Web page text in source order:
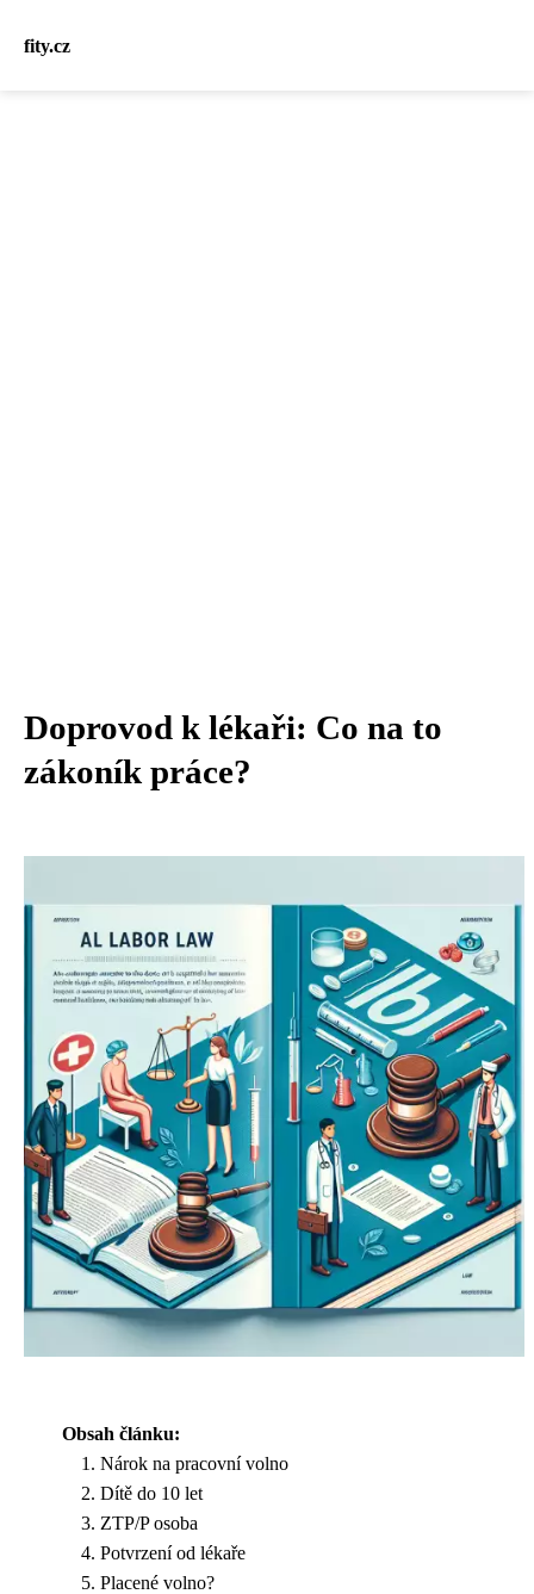
fity.cz
Doprovod k lékaři: Co na to
zákoník práce?
Obsah článku:
Nárok na pracovní volno
Dítě do 10 let
ZTP/P osoba
Potvrzení od lékaře
Placené volno?